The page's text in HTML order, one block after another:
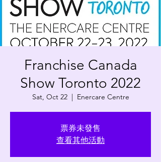
Franchise Canada
Show Toronto 2022
Sat, Oct 22
  |
Enercare Centre
票券未發售
查看其他活動